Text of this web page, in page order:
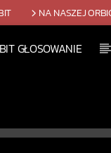
NA NASZEJ
GŁOSOWANIE